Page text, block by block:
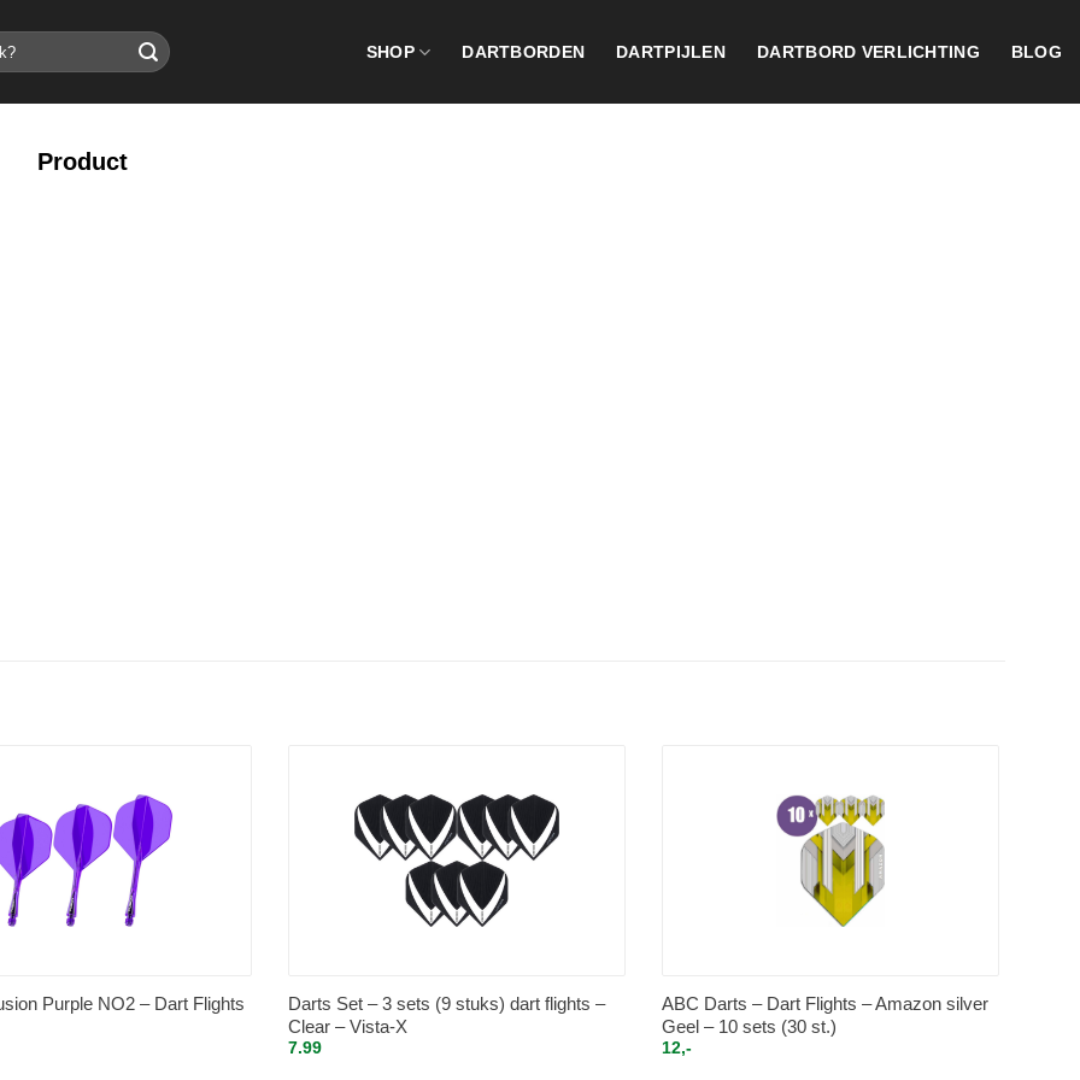
SHOP DARTBORDEN DARTPIJLEN DARTBORD VERLICHTING BLOG
Product
Purple NO2 – Dart Flights
Darts Set – 3 sets (9 stuks) dart flights –
Clear – Vista-X
7.99
ABC Darts – Dart Flights – Amazon silver
Geel – 10 sets (30 st.)
12,-